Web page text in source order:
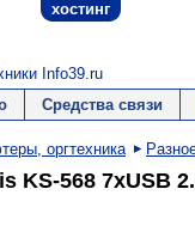
хостинг
Info39.ru
Средства связи
оргтехника
KS-568 7xUSB